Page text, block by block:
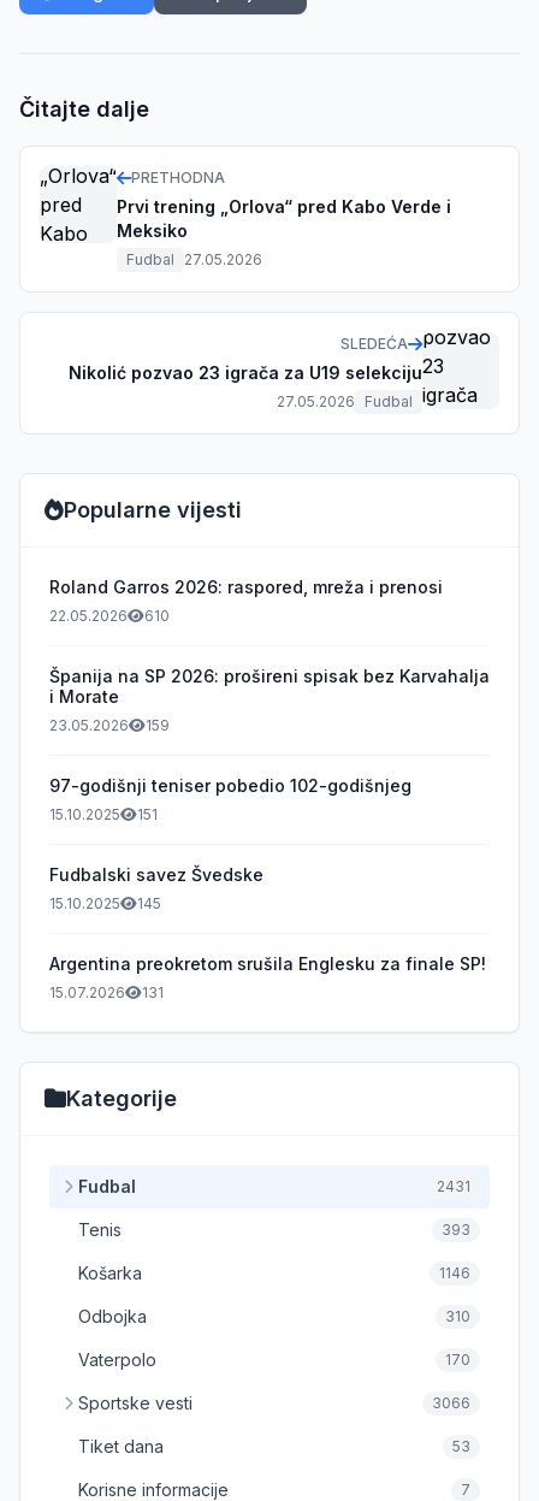
Čitajte dalje
PRETHODNA
Prvi trening „Orlova“ pred Kabo Verde i
Meksiko
Fudbal 27.05.2026
SLEDEĆA
Nikolić pozvao 23 igrača za U19 selekciju
27.05.2026 Fudbal
Popularne vijesti
Roland Garros 2026: raspored, mreža i prenosi
22.05.2026 610
Španija na SP 2026: prošireni spisak bez Karvahalja
i Morate
23.05.2026 159
97-godišnji teniser pobedio 102-godišnjeg
15.10.2025 151
Fudbalski savez Švedske
15.10.2025 145
Argentina preokretom srušila Englesku za finale SP!
15.07.2026 131
Kategorije
Fudbal 2431
Tenis 393
Košarka 1146
Odbojka 310
Vaterpolo 170
Sportske vesti 3066
Tiket dana 53
Korisne informacije 7